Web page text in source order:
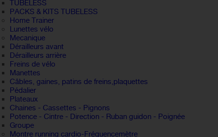
TUBELESS
PACKS & KITS TUBELESS
Home Trainer
Lunettes vélo
Mecanique
Dérailleurs avant
Dérailleurs arrière
Freins de vélo
Manettes
Câbles, gaines, patins de freins,plaquettes
Pédalier
Plateaux
Chaines - Cassettes - Pignons
Potence - Cintre - Direction - Ruban guidon - Poignée
Groupe
Montre running cardio-Fréquencemètre